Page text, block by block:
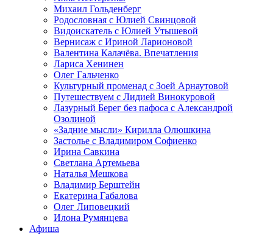
Михаил Гольденберг
Родословная с Юлией Свинцовой
Видоискатель с Юлией Утышевой
Вернисаж с Ириной Ларионовой
Валентина Калачёва. Впечатления
Лариса Хенинен
Олег Гальченко
Культурный променад с Зоей Арнаутовой
Путешествуем с Лидией Винокуровой
Лазурный Берег без пафоса с Александрой
Озолиной
«Задние мысли» Кирилла Олюшкина
Застолье с Владимиром Софиенко
Ирина Савкина
Светлана Артемьева
Наталья Мешкова
Владимир Берштейн
Екатерина Габалова
Олег Липовецкий
Илона Румянцева
Афиша